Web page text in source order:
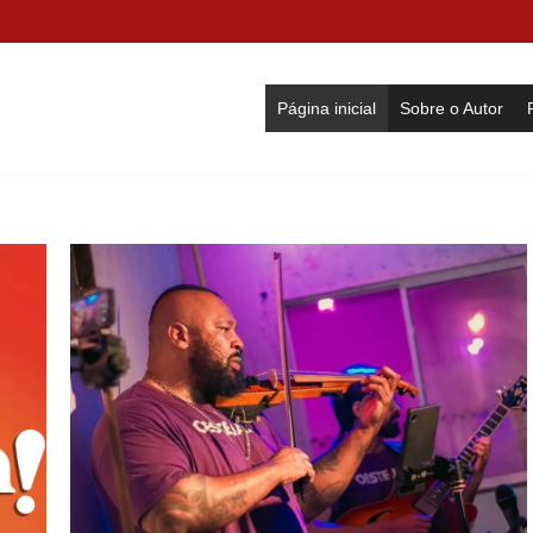
Página inicial Sobre o Autor